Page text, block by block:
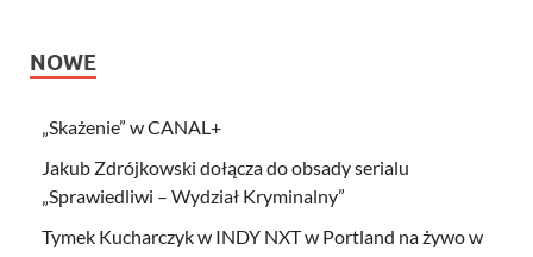
NOWE
„Skażenie” w CANAL+
Jakub Zdrójkowski dołącza do obsady serialu
„Sprawiedliwi – Wydział Kryminalny”
Tymek Kucharczyk w INDY NXT w Portland na żywo w